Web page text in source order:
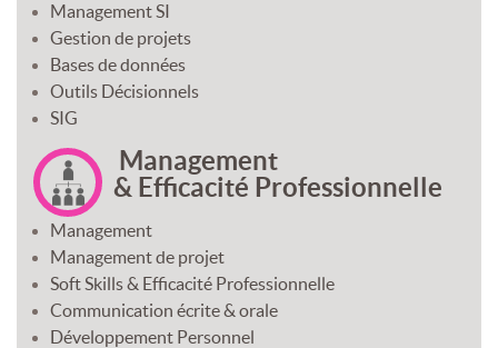
Management SI
Gestion de projets
Bases de données
Outils Décisionnels
SIG
Management
& Efficacité Professionnelle
Management
Management de projet
Soft Skills & Efficacité Professionnelle
Communication écrite & orale
Développement Personnel